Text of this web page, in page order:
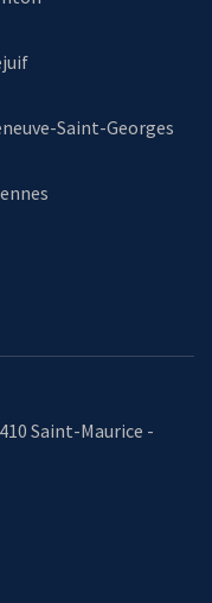
Saint-Georges
Saint-Maurice -